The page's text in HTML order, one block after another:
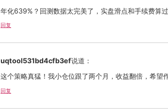
年化639%？回测数据太完美了，实盘滑点和手续费算过
回复
uqtool531bd4cfb3ef说道：
这个策略真猛！我小仓位跟了两个月，收益翻倍，希望
回复